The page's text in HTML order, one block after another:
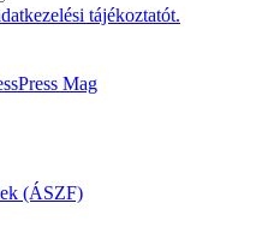
tájékoztatót.
Mag
(ÁSZF)